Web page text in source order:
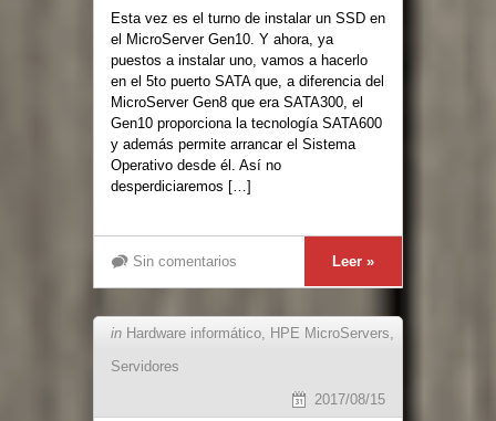
Esta vez es el turno de instalar un SSD en
el MicroServer Gen10. Y ahora, ya
puestos a instalar uno, vamos a hacerlo
en el 5to puerto SATA que, a diferencia del
MicroServer Gen8 que era SATA300, el
Gen10 proporciona la tecnología SATA600
y además permite arrancar el Sistema
Operativo desde él. Así no
desperdiciaremos […]
Sin comentarios Leer »
in Hardware informático HPE MicroServers
Servidores
2017/08/15